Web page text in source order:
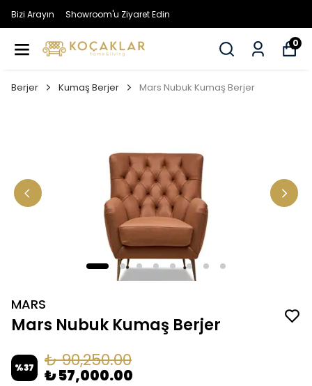
Bizi Arayın Showroom'u Ziyaret Edin
0
Berjer Kumaş Berjer Mars Nubuk Kumaş Berjer
MARS
Mars Nubuk Kumaş Berjer
%37 ₺ 90,250.00
₺ 57,000.00